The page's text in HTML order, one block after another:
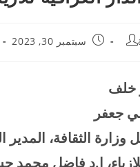
سبتمبر 30, 2023
خلف
جعفر
وزارة الثقافة، المدير
ا.د فاضل محمد